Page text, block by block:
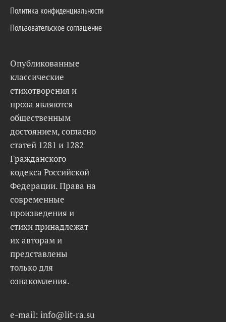
Политика конфиденциальности
Пользовательское соглашение
Опубликованные
классические
стихотворения и
проза являются
общественным
достоянием, согласно
статей 1281 и 1282
Гражданского
кодекса Российской
Федерации. Права на
современные
произведения и
стихи принадлежат
их авторам и
представлены
только для
ознакомления.
e-mail: info@lit-ra.su